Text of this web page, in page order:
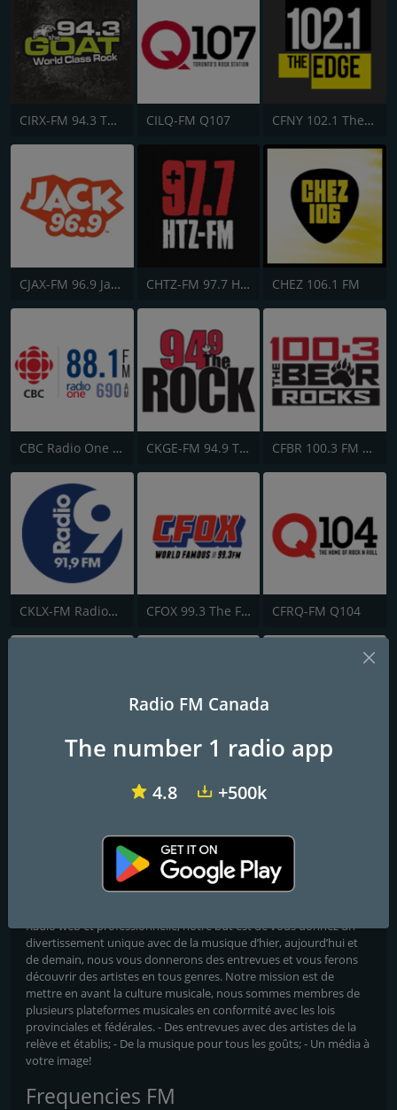
CIRX-FM 94.3 The Goat CILQ-FM Q107 CFNY 102.1 The Edge FM
CJAX-FM 96.9 Jack FM CHTZ-FM 97.7 HTZ CHEZ 106.1 FM
CBC Radio One Vancouver CKGE-FM 94.9 The Rock CFBR 100.3 FM The Bear
CKLX-FM Radio9 91.9 CFOX 99.3 The Fox CFRQ-FM Q104
Radio Lp Web
Un média à votre image!
Radio web et professionnelle, notre but est de vous donnez un
divertissement unique avec de la musique d’hier, aujourd’hui et
de demain, nous vous donnerons des entrevues et vous ferons
découvrir des artistes en tous genres. Notre mission est de
mettre en avant la culture musicale, nous sommes membres de
plusieurs plateformes musicales en conformité avec les lois
provinciales et fédérales. - Des entrevues avec des artistes de la
relève et établis; - De la musique pour tous les goûts; - Un média à
votre image!
Frequencies FM
Radio FM Canada
The number 1 radio app
4.8 +500k